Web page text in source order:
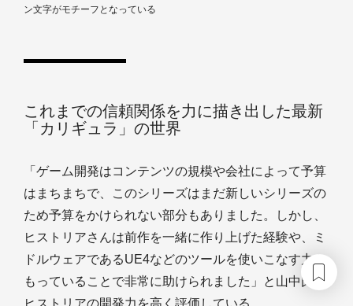
ン文字がモチーフとなっている
これまでの信頼関係を力に描き出した最新
「カリギュラ」の世界
「ゲーム開発はコンテンツの規模や会社によって予算
はまちまちで、このシリーズはまだ新しいシリーズの
ため予算をかけられない部分もありました。しかし、
ヒストリアさんは前作を一緒に作り上げた経験や、ミ
ドルウェアであるUE4などのツールを使いこなす力を
もっていることで非常に助けられました」と山中氏は